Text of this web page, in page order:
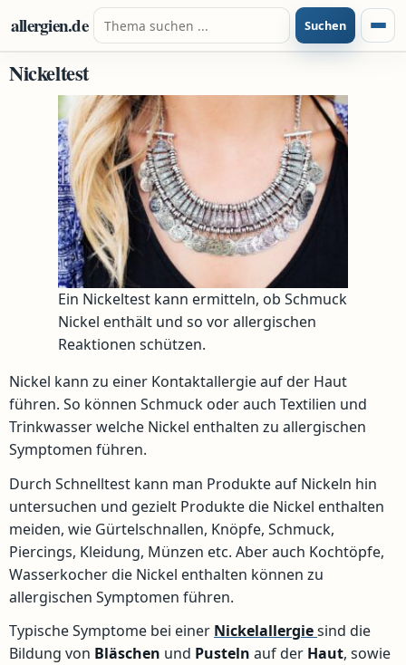
Zum Inhalt springen
allergien.de Suche nach: Suchen
Nickeltest
Ein Nickeltest kann ermitteln, ob Schmuck
Nickel enthält und so vor allergischen
Reaktionen schützen.
Nickel kann zu einer Kontaktallergie auf der Haut
führen. So können Schmuck oder auch Textilien und
Trinkwasser welche Nickel enthalten zu allergischen
Symptomen führen.
Durch Schnelltest kann man Produkte auf Nickeln hin
untersuchen und gezielt Produkte die Nickel enthalten
meiden, wie Gürtelschnallen, Knöpfe, Schmuck,
Piercings, Kleidung, Münzen etc. Aber auch Kochtöpfe,
Wasserkocher die Nickel enthalten können zu
allergischen Symptomen führen.
Typische Symptome bei einer Nickelallergiesind die
Bildung von Bläschen und Pusteln auf der Haut, sowie